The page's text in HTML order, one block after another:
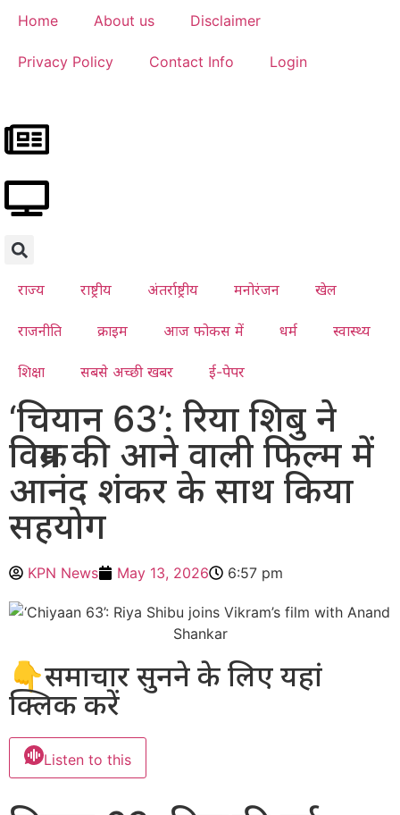
Home About us Disclaimer
Privacy Policy Contact Info Login
राज्य राष्ट्रीय अंतर्राष्ट्रीय मनोरंजन खेल
राजनीति क्राइम आज फोकस में धर्म स्वास्थ्य
शिक्षा सबसे अच्छी खबर ई-पेपर
‘चियान 63’: रिया शिबु ने
विक्रम की आने वाली फिल्म में
आनंद शंकर के साथ किया
सहयोग
KPN News May 13, 2026 6:57 pm
👇समाचार सुनने के लिए यहां
क्लिक करें
Listen to this